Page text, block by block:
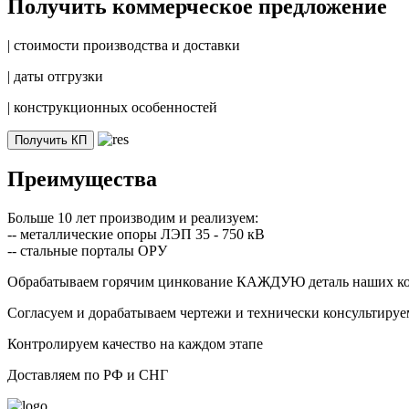
Получить коммерческое предложение
| стоимости производства и доставки
| даты отгрузки
| конструкционных особенностей
Получить КП
Преимущества
Больше 10 лет производим и реализуем:
-- металлические опоры ЛЭП 35 - 750 кВ
-- стальные порталы ОРУ
Обрабатываем горячим цинкование КАЖДУЮ деталь наших
Согласуем и дорабатываем чертежи и технически
Контролируем качество на каждом этапе
Доставляем по РФ и СНГ